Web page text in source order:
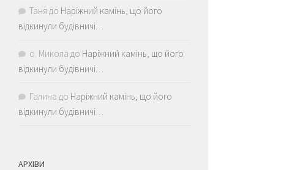
Таня до Наріжний камінь, що його
відкинули будівничі…
о. Микола до Наріжний камінь, що його
відкинули будівничі…
Галина до Наріжний камінь, що його
відкинули будівничі…
АРХІВИ